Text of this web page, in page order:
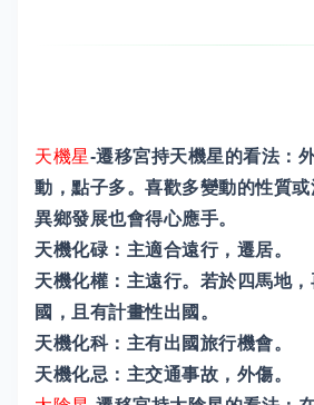
天機星-遷移宮持天機星的看法：
動，點子多。喜歡多變動的性質
異鄉發展也會得心應手。
天機化碌：主適合遠行，遷居。
天機化權：主遠行。若於四馬地
國，且有計畫性出國。
天機化科：主有出國旅行機會。
天機化忌：主交通事故，外傷。